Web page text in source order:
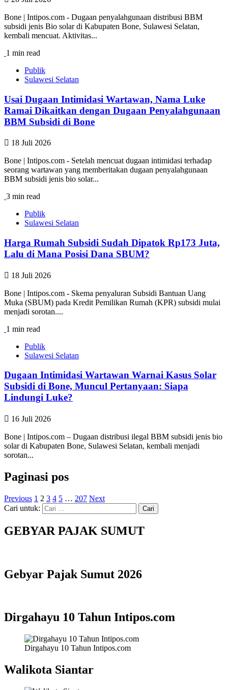
Bone | Intipos.com - Dugaan penyalahgunaan distribusi BBM
subsidi jenis Bio solar di Kabupaten Bone, Sulawesi Selatan,
kembali mencuat. Aktivitas...
1 min read
Publik
Sulawesi Selatan
Usai Dugaan Intimidasi Wartawan, Nama Luke
Ramai Dikaitkan dengan Dugaan Penyalahgunaan
BBM Subsidi di Bone
18 Juli 2026
Bone | Intipos.com - Setelah mencuat dugaan intimidasi terhadap
seorang wartawan yang memberitakan dugaan penyalahgunaan
BBM subsidi jenis bio solar...
3 min read
Publik
Sulawesi Selatan
Harga Rumah Subsidi Sudah Dipatok Rp173 Juta,
Lalu di Mana Posisi Dana SBUM?
18 Juli 2026
Bone | Intipos.com - Skema penyaluran Subsidi Bantuan Uang
Muka (SBUM) pada Kredit Pemilikan Rumah (KPR) subsidi mulai
menjadi sorotan....
1 min read
Publik
Sulawesi Selatan
Dugaan Intimidasi Wartawan Warnai Kasus Solar
Subsidi di Bone, Muncul Pertanyaan: Siapa
Lindungi Luke?
16 Juli 2026
Bone | Intipos.com – Dugaan distribusi ilegal BBM subsidi jenis bio
solar di Kabupaten Bone, Sulawesi Selatan, kembali menjadi
sorotan...
Paginasi pos
Previous 1 2 3 4 5 … 207 Next
Cari untuk:
GEBYAR PAJAK SUMUT
Gebyar Pajak Sumut 2026
Dirgahayu 10 Tahun Intipos.com
Dirgahayu 10 Tahun Intipos.com
Walikota Siantar